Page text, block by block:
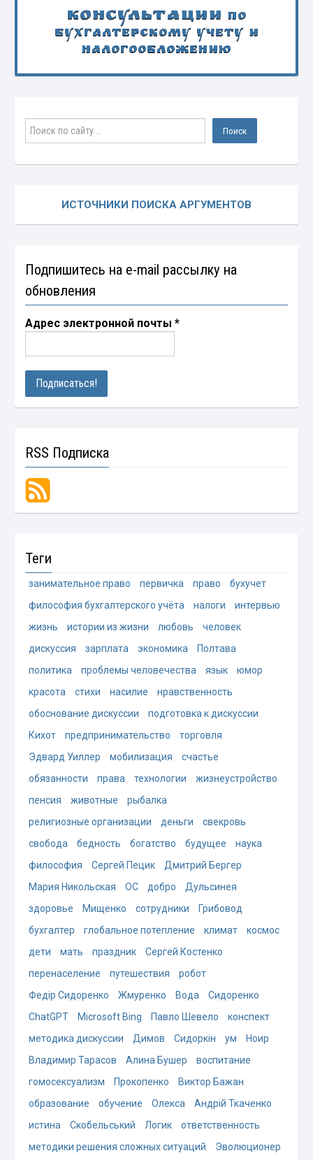
Консультации по
бухгалтерскому учету и
налогообложению
ИСТОЧНИКИ ПОИСКА АРГУМЕНТОВ
Подпишитесь на e-mail рассылку на
обновления
Адрес электронной почты*
RSS Подписка
Теги
занимательное право первичка право
бухучет
философия бухгалтерского учёта
налоги
интервью
жизнь
истории из жизни любовь
человек
дискуссия
зарплата экономика
Полтава
политика
проблемы человечества язык
юмор
красота
стихи насилие
нравственность
обоснование дискуссии
подготовка к дискуссии
Кихот
предпринимательство
торговля
Эдвард Уиллер
мобилизация
счастье
обязанности
права технологии
жизнеустройство
пенсия
животные
рыбалка
религиозные организации
деньги
свекровь
свобода
бедность богатство будущее
наука
философия
Сергей Пецик
Дмитрий Бергер
Мария Никольская
ОС добро
Дульсинея
здоровье
Мищенко сотрудники
Грибовод
бухгалтер
глобальное потепление климат
космос
дети
мать праздник
Сергей Костенко
перенаселение
путешествия
робот
Федір Сидоренко
Жмуренко Вода
Сидоренко
ChatGPT
Microsoft Bing Павло Шевело
конспект
методика дискуссии
Димов Сидоркін ум
Ноир
Владимир Тарасов
Алина Бушер
воспитание
гомосексуализм
Прокопенко
Виктор Бажан
образование
обучение Олекса
Андрій Ткаченко
истина
Скобельський Логик
ответственность
методики решения сложных ситуаций
Эволюционер